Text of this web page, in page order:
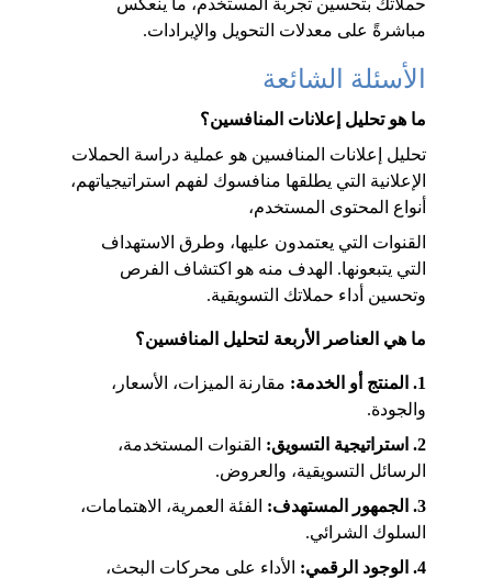
حملاتك بتحسين تجربة المستخدم، ما ينعكس
مباشرةً على معدلات التحويل والإيرادات.
الأسئلة الشائعة
ما هو تحليل إعلانات المنافسين؟
تحليل إعلانات المنافسين هو عملية دراسة الحملات
الإعلانية التي يطلقها منافسوك لفهم استراتيجياتهم،
أنواع المحتوى المستخدم،
القنوات التي يعتمدون عليها، وطرق الاستهداف
التي يتبعونها. الهدف منه هو اكتشاف الفرص
وتحسين أداء حملاتك التسويقية.
ما هي العناصر الأربعة لتحليل المنافسين؟
1. المنتج أو الخدمة:
مقارنة الميزات، الأسعار،
والجودة.
2. استراتيجية التسويق:
القنوات المستخدمة،
الرسائل التسويقية، والعروض.
3. الجمهور المستهدف:
الفئة العمرية، الاهتمامات،
السلوك الشرائي.
4. الوجود الرقمي:
الأداء على محركات البحث،